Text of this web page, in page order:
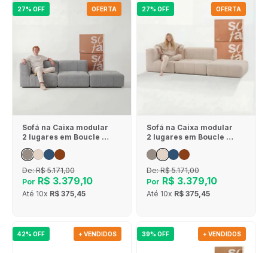
27% OFF OFERTA
Sofá na Caixa modular
2 lugares em Boucle - 1
Braço com Apoio de pé
- Cinza
De:R$ 5.171,00
Por R$ 3.379,10
Até 10x R$ 375,45
27% OFF OFERTA
Sofá na Caixa modular
2 lugares em Boucle - 1
Braço com Apoio de pé
- Linho
De:R$ 5.171,00
Por R$ 3.379,10
Até 10x R$ 375,45
42% OFF + VENDIDOS 39% OFF + VENDIDOS